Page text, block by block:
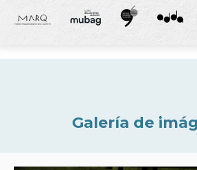
Galería de